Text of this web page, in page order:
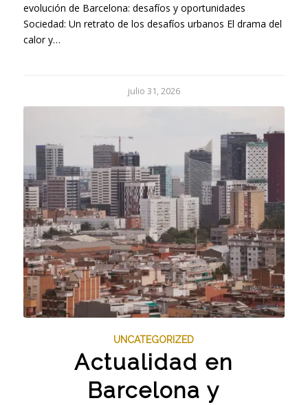
evolución de Barcelona: desafíos y oportunidades
Sociedad: Un retrato de los desafíos urbanos El drama del
calor y…
julio 31, 2026
UNCATEGORIZED
Actualidad en
Barcelona y